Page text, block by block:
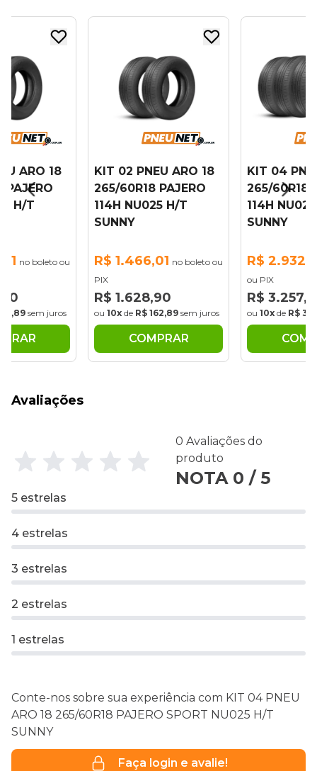
ARO 18
PAJERO
H/T
no boleto ou
sem juros
KIT 02 PNEU ARO 18
265/60R18 PAJERO
114H NU025 H/T
SUNNY
R$ 1.466,01 no boleto ou
PIX
R$ 1.628,90
ou 10x de R$ 162,89 sem juros
COMPRAR
KIT 04
265/60R18
114H
SUNNY
R$
ou PIX
R$
ou 10x de R$
Avaliações
0 Avaliações do
produto
NOTA 0 / 5
5 estrelas
4 estrelas
3 estrelas
2 estrelas
1 estrelas
Conte-nos sobre sua experiência com KIT 04 PNEU
ARO 18 265/60R18 PAJERO SPORT NU025 H/T
SUNNY
Faça login e avalie!